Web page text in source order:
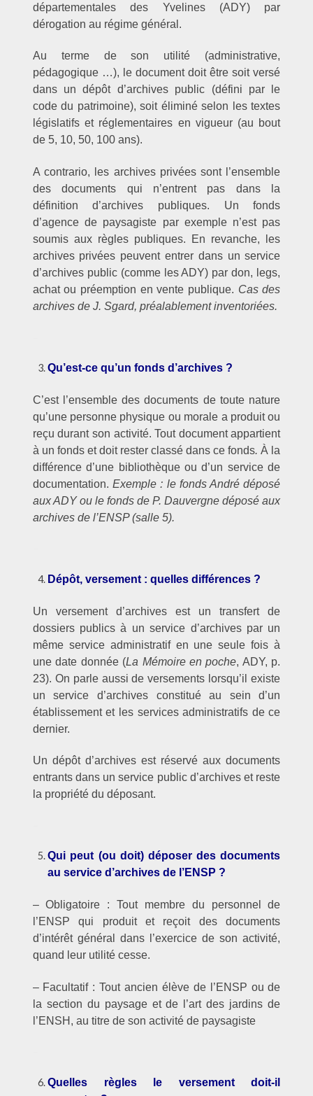
départementales des Yvelines (ADY) par
dérogation au régime général.
Au terme de son utilité (administrative,
pédagogique …), le document doit être soit versé
dans un dépôt d’archives public (défini par le
code du patrimoine), soit éliminé selon les textes
législatifs et réglementaires en vigueur (au bout
de 5, 10, 50, 100 ans).
A contrario, les archives privées sont l’ensemble
des documents qui n’entrent pas dans la
définition d’archives publiques. Un fonds
d’agence de paysagiste par exemple n’est pas
soumis aux règles publiques. En revanche, les
archives privées peuvent entrer dans un service
d’archives public (comme les ADY) par don, legs,
achat ou préemption en vente publique. Cas des
archives de J. Sgard, préalablement inventoriées.
Qu’est-ce qu’un fonds d’archives ?
C’est l’ensemble des documents de toute nature
qu’une personne physique ou morale a produit ou
reçu durant son activité. Tout document appartient
à un fonds et doit rester classé dans ce fonds. À la
différence d’une bibliothèque ou d’un service de
documentation. Exemple : le fonds André déposé
aux ADY ou le fonds de P. Dauvergne déposé aux
archives de l’ENSP (salle 5).
Dépôt, versement : quelles différences ?
Un versement d’archives est un transfert de
dossiers publics à un service d’archives par un
même service administratif en une seule fois à
une date donnée (La Mémoire en poche, ADY, p.
23). On parle aussi de versements lorsqu’il existe
un service d’archives constitué au sein d’un
établissement et les services administratifs de ce
dernier.
Un dépôt d’archives est réservé aux documents
entrants dans un service public d’archives et reste
la propriété du déposant.
Qui peut (ou doit) déposer des documents
au service d’archives de l’ENSP ?
– Obligatoire : Tout membre du personnel de
l’ENSP qui produit et reçoit des documents
d’intérêt général dans l’exercice de son activité,
quand leur utilité cesse.
– Facultatif : Tout ancien élève de l’ENSP ou de
la section du paysage et de l’art des jardins de
l’ENSH, au titre de son activité de paysagiste
Quelles règles le versement doit-il